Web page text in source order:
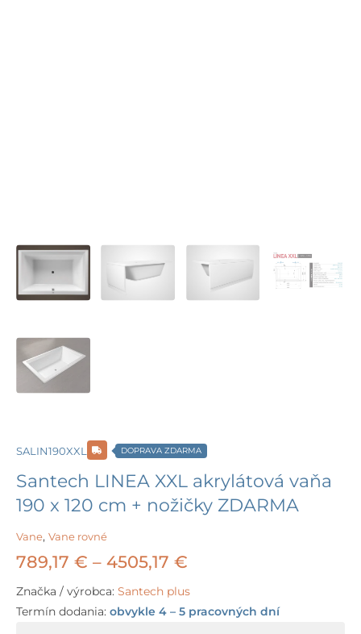
SALIN190XXL DOPRAVA ZDARMA
Santech LINEA XXL akrylátová vaňa
190 x 120 cm + nožičky ZDARMA
Vane, Vane rovné
789,17 € – 4505,17 €
range:
789,17 €
Značka / výrobca: Santech plus
Termín dodania: obvykle 4 – 5 pracovných dní